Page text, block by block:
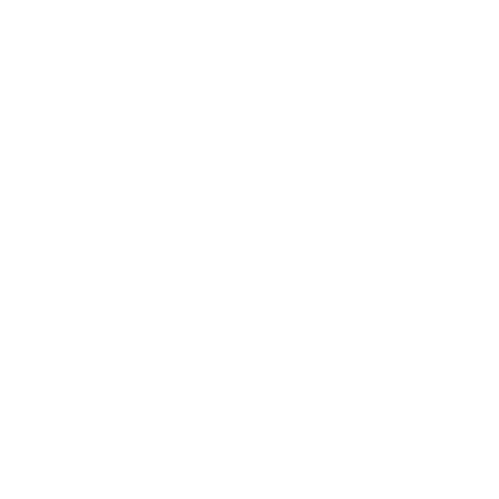
инвесторов
использовании материалов гиперссылка обязательна.